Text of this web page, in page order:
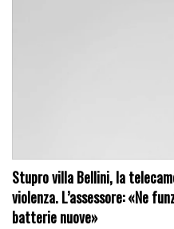
Stupro villa Bellini, la
violenza. L’assessore: «Ne
batterie nuove»